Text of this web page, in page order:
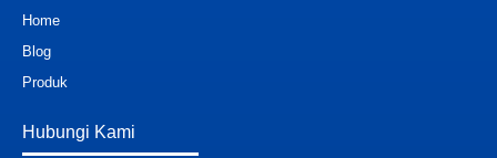
Home
Blog
Produk
Hubungi Kami